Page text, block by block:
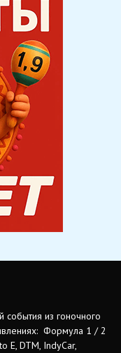
события из гоночного
Формула 1 / 2
E, DTM, IndyCar,